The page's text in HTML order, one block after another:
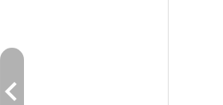
navigate_before